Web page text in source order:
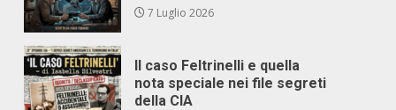
7 Luglio 2026
Il caso Feltrinelli e quella
nota speciale nei file segreti
della CIA